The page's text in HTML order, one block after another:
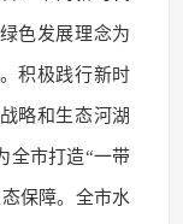
色发展理念为
积极践行新时
略和生态河湖
全市打造“一带
保障。全市水